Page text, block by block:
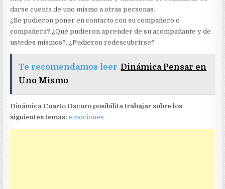
darse cuenta de uno mismo a otras personas.
¿Se pudieron poner en contacto con su compañero o
compañera? ¿Qué pudieron aprender de su acompañante y de
ustedes mismos?. ¿Pudieron redescubrirse?
Te recomendamos leer Dinámica Pensar en
Uno Mismo
Dinámica Cuarto Oscuro posibilita trabajar sobre los
siguientes temas:emociones